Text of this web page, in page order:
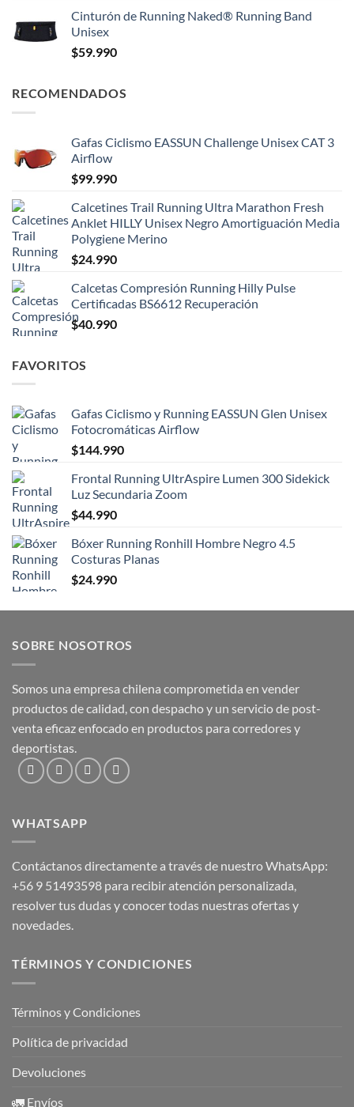
Cinturón de Running Naked® Running Band
Unisex
$59.990
RECOMENDADOS
Gafas Ciclismo EASSUN Challenge Unisex CAT 3
Airflow
$99.990
Calcetines Trail Running Ultra Marathon Fresh
Anklet HILLY Unisex Negro Amortiguación Media
Polygiene Merino
$24.990
Calcetas Compresión Running Hilly Pulse
Certificadas BS6612 Recuperación
$40.990
FAVORITOS
Gafas Ciclismo y Running EASSUN Glen Unisex
Fotocromáticas Airflow
$144.990
Frontal Running UltrAspire Lumen 300 Sidekick
Luz Secundaria Zoom
$44.990
Bóxer Running Ronhill Hombre Negro 4.5
Costuras Planas
$24.990
SOBRE NOSOTROS
Somos una empresa chilena comprometida en vender
productos de calidad, con despacho y un servicio de post-
venta eficaz enfocado en productos para corredores y
deportistas.
WHATSAPP
Contáctanos directamente a través de nuestro WhatsApp:
+56 9 51493598 para recibir atención personalizada,
resolver tus dudas y conocer todas nuestras ofertas y
novedades.
TÉRMINOS Y CONDICIONES
Términos y Condiciones
Política de privacidad
Devoluciones
🚛 Envíos